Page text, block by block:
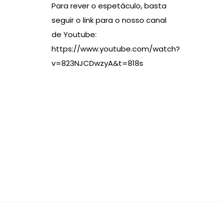
Para rever o espetáculo, basta
seguir o link para o nosso canal
de Youtube:
https://www.youtube.com/watch?
v=823NJCDwzyA&t=818s